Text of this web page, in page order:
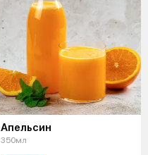
Апельсин
350мл